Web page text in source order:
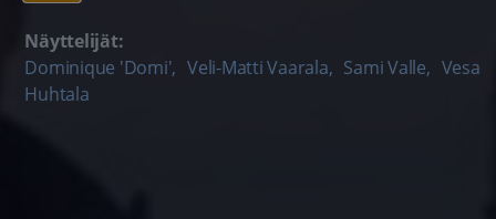
Näyttelijät:
Dominique 'Domi', Veli-Matti Vaarala, Sami Valle, Vesa
Huhtala